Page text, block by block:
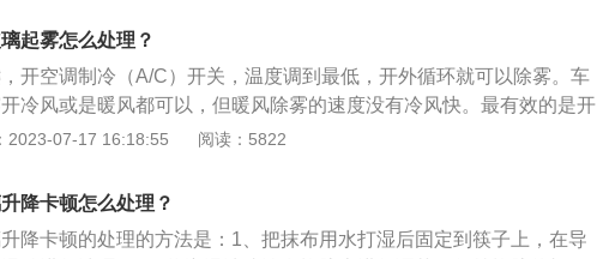
等待晾干后再用麂皮或柔软的干布擦净多余纤维，它能在几天之内保
不会蒙上雾气。开窗对流：发现车内雾气不大的话，可以将两侧的车窗
车内外空气形成对流，温差也会减小，雾气就会慢慢消失。这种方法
空调冷风是一样的。开窗对流的弊端非常明显，雨雪天气、高速路、
都不可用。
1、经常保持车窗的洁净；2、升降机里的油分耗尽，应取下内盖加上
窗齿轮喷油，橡胶涂保养剂。
起雾怎么处理？
开空调制冷（A/C）开关，温度调到最低，开外循环就可以除雾。车
冷风或是暖风都可以，但暖风除雾的速度没有冷风快。最有效的是开
把干燥的冷气直接吹到玻璃上，使水蒸气不能在玻璃上凝聚，达到除
始会加重雾气。汽车玻璃起雾时要开外循环。汽车的玻璃起雾的原
外有一定的温差，如果车内外的温度不一样，温度低的一面表面水分的
低于周围环境的蒸汽压，水汽就会聚集到玻璃表面，以微小的水珠形
2023-07-17 16:18:55 阅读：5822
降卡顿怎么处理？
降卡顿的处理的方法是：1、把抹布用水打湿后固定到筷子上，在导